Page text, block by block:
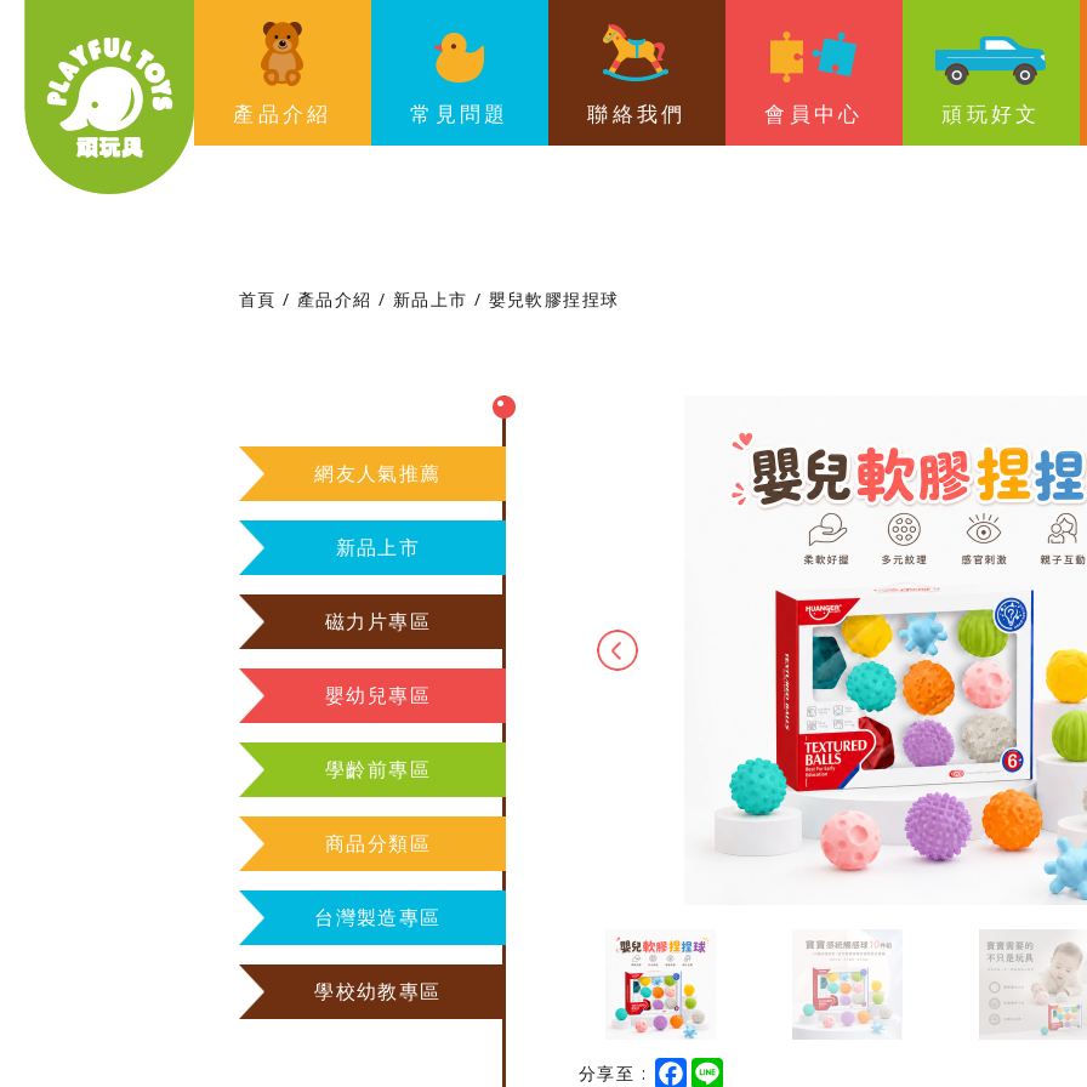
Playful Toys 頑‧玩具
產品介紹 常見問題 聯絡我們 會員中心 頑玩好文
首頁 產品介紹 新品上市 嬰兒軟膠捏捏球
網友人氣推薦
新品上市
磁力片專區
嬰幼兒專區
學齡前專區
商品分類區
台灣製造專區
學校幼教專區
分享至 :
F